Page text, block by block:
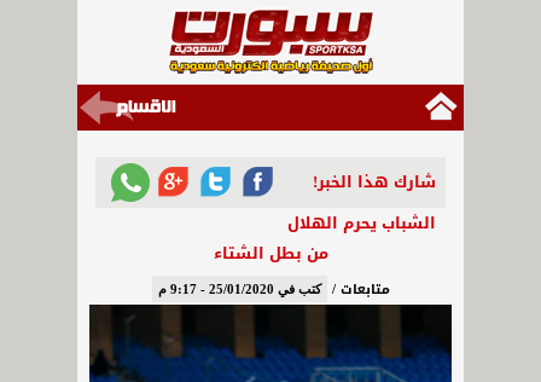
شارك هذا الخبر!
الشباب يحرم الهلال
من بطل الشتاء
متابعات / كتب في 25/01/2020 - 9:17 م